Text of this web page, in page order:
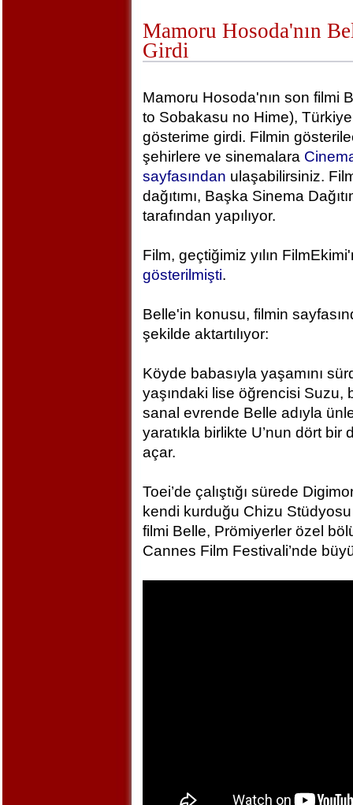
Mamoru Hosoda'nın
Girdi
Mamoru Hosoda'nın son filmi
to Sobakasu no Hime),
gösterime girdi. Filmin
şehirlere ve sinemalara
sayfasından ulaşabilirsiniz.
dağıtımı, Başka Sinema
tarafından yapılıyor.
Film, geçtiğimiz yılın
gösterilmişti.
Belle'in konusu, filmin
şekilde aktartılıyor:
Köyde babasıyla yaşamını
yaşındaki lise öğrencisi Suzu,
sanal evrende Belle adıyla
yaratıkla birlikte U’nun dört
açar.
Toei’de çalıştığı sürede
kendi kurduğu Chizu
filmi Belle, Prömiyerler özel
Cannes Film Festivali’nde